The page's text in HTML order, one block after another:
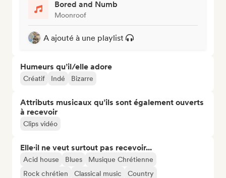
Bored and Numb
Moonroof
A ajouté à une playlist
Humeurs qu’il/elle adore
Créatif Indé Bizarre
Attributs musicaux qu’ils sont également ouverts
à recevoir
Clips vidéo
Elle·il ne veut surtout pas recevoir...
Acid house Blues
Musique Chrétienne
Rock chrétien
Classical music
Country